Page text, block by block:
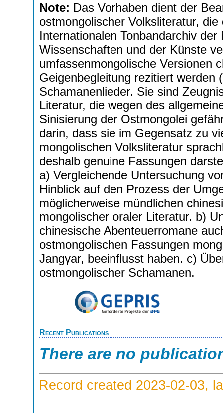
Note: Das Vorhaben dient der
ostmongolischer Volksliteratur,
Internationalen Tonbandarchiv
Wissenschaften und der Künste
umfassenmongolische Versionen
Geigenbegleitung rezitiert werden
Schamanenlieder. Sie sind
Literatur, die wegen des
Sinisierung der Ostmongolei
darin, dass sie im Gegensatz zu
mongolischen Volksliteratur
deshalb genuine Fassungen
a) Vergleichende Untersuchung
Hinblick auf den Prozess der
möglicherweise mündlichen
mongolischer oraler Literatur. b)
chinesische Abenteuerromane
ostmongolischen Fassungen
Jangγar, beeinflusst haben. c)
ostmongolischer Schamanen.
Recent Publications
There are no
Record created 2023-02-03,